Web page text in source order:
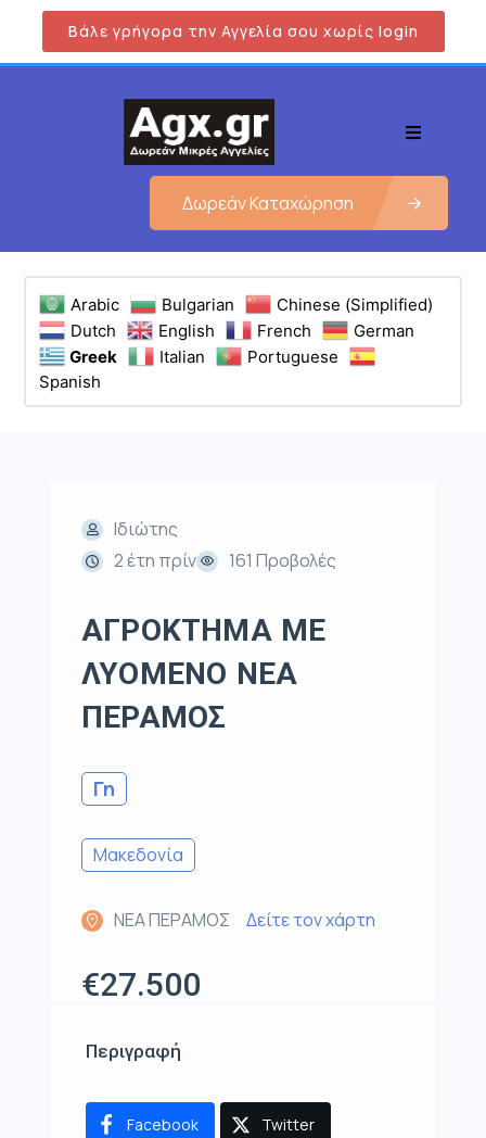
Βάλε γρήγορα την Αγγελία σου χωρίς login
Δωρεάν Καταχώρηση
Arabic Bulgarian
Chinese (Simplified)
Dutch
English French
German
Greek
Italian
Portuguese
Spanish
Ιδιώτης
2 έτη πρίν
161 Προβολές
ΑΓΡΟΚΤΗΜΑ ΜΕ
ΛΥΟΜΕΝΟ ΝΕΑ
ΠΕΡΑΜΟΣ
Γη
Μακεδονία
ΝΕΑ ΠΕΡΑΜΟΣ Δείτε τον χάρτη
€27.500
Περιγραφή
Facebook Twitter